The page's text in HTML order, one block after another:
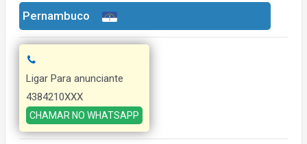
Pernambuco
Ligar Para anunciante
4384210XXX
CHAMAR NO WHATSAPP